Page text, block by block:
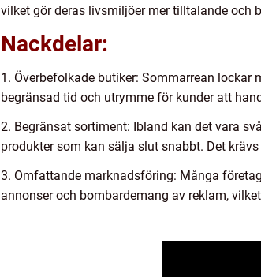
vilket gör deras livsmiljöer mer tilltalande och
Nackdelar:
1. Överbefolkade butiker: Sommarrean
begränsad tid och utrymme för kunder att
2. Begränsat sortiment: Ibland kan det vara
produkter som kan sälja slut snabbt. Det
3. Omfattande marknadsföring: Många
annonser och bombardemang av reklam,